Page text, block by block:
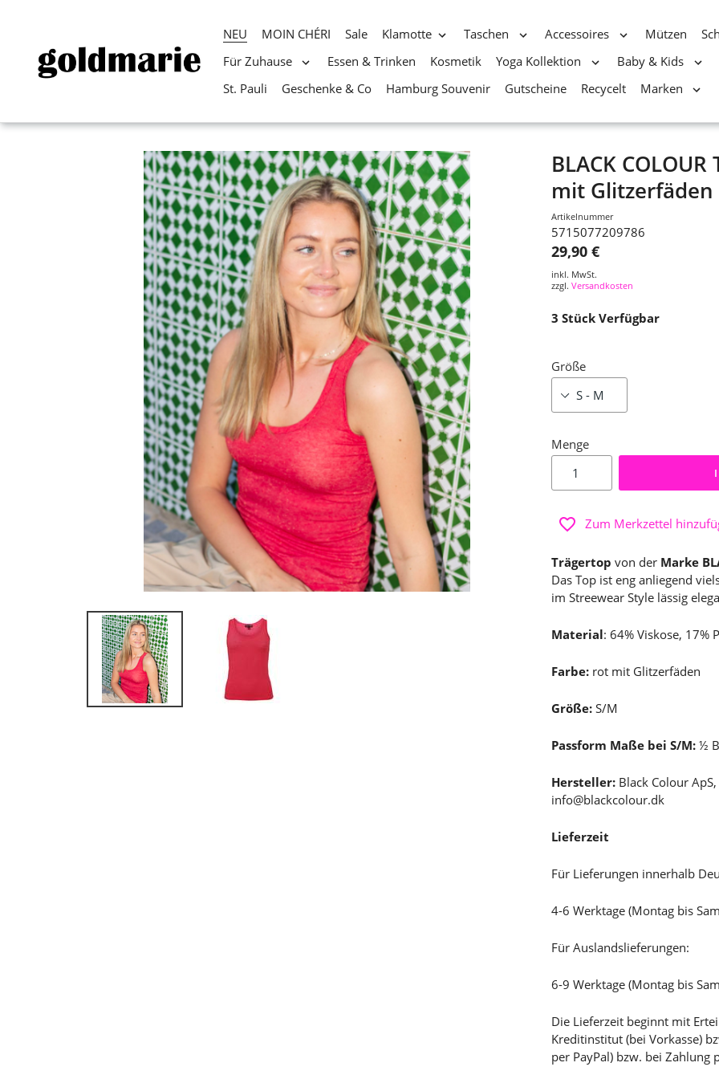
Direkt
NEU MOIN CHÉRI Sale Klamotte Taschen Accessoires Mützen
Für Zuhause
Essen & Trinken Kosmetik Yoga Kollektion
Baby & Kids
St. Pauli
Geschenke & Co Hamburg Souvenir Gutscheine Recycelt Marken
BLACK
mit Glitzerfäden
Artikelnummer
5715077209786
29,90 €
inkl. MwSt.
zzgl. Versandkosten
3 Stück Verfügbar
Größe
Menge
Zum Merkzettel
Trägertop von der Marke
Das Top ist eng anliegend
im Streewear Style lässig
Material: 64% Viskose, 17%
Farbe: rot mit Glitzerfäden
Größe: S/M
Passform Maße bei S/M: ½
Hersteller: Black Colour
info@blackcolour.dk
Lieferzeit
Für Lieferungen innerhalb
4-6 Werktage (Montag bis
Für Auslandslieferungen:
6-9 Werktage (Montag bis
Die Lieferzeit beginnt mit
Kreditinstitut (bei Vorkasse)
per PayPal) bzw. bei Zahlung